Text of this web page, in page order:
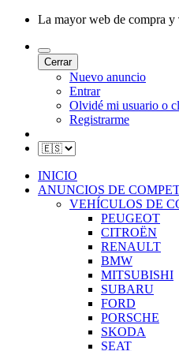
La mayor web de compra y
Cerrar
Nuevo anuncio
Entrar
Olvidé mi usuario o
Registrarme
INICIO
ANUNCIOS DE
VEHÍCULOS DE
PEUGEOT
CITROËN
RENAULT
BMW
MITSUBISHI
SUBARU
FORD
PORSCHE
SKODA
SEAT